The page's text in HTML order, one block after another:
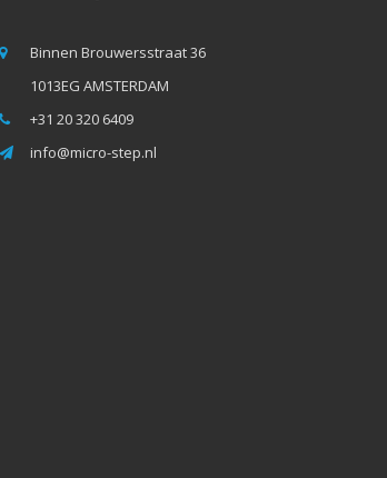
Binnen Brouwersstraat 36
1013EG AMSTERDAM
+31 20 320 6409
info@micro-step.nl